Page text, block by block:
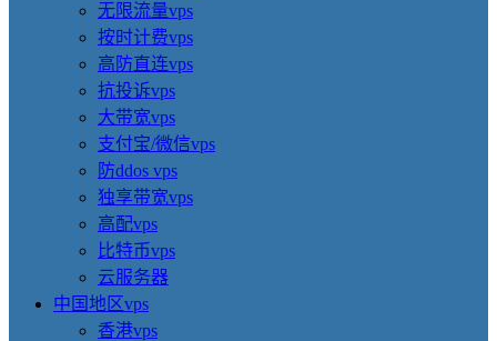
无限流量vps
按时计费vps
高防直连vps
抗投诉vps
大带宽vps
支付宝/微信vps
防ddos vps
独享带宽vps
高配vps
比特币vps
云服务器
中国地区vps
香港vps